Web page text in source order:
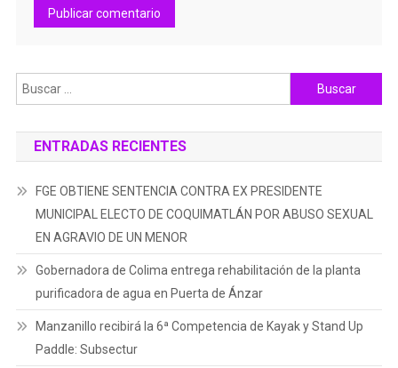
Buscar:
ENTRADAS RECIENTES
FGE OBTIENE SENTENCIA CONTRA EX PRESIDENTE
MUNICIPAL ELECTO DE COQUIMATLÁN POR ABUSO SEXUAL
EN AGRAVIO DE UN MENOR
Gobernadora de Colima entrega rehabilitación de la planta
purificadora de agua en Puerta de Ánzar
Manzanillo recibirá la 6ª Competencia de Kayak y Stand Up
Paddle: Subsectur